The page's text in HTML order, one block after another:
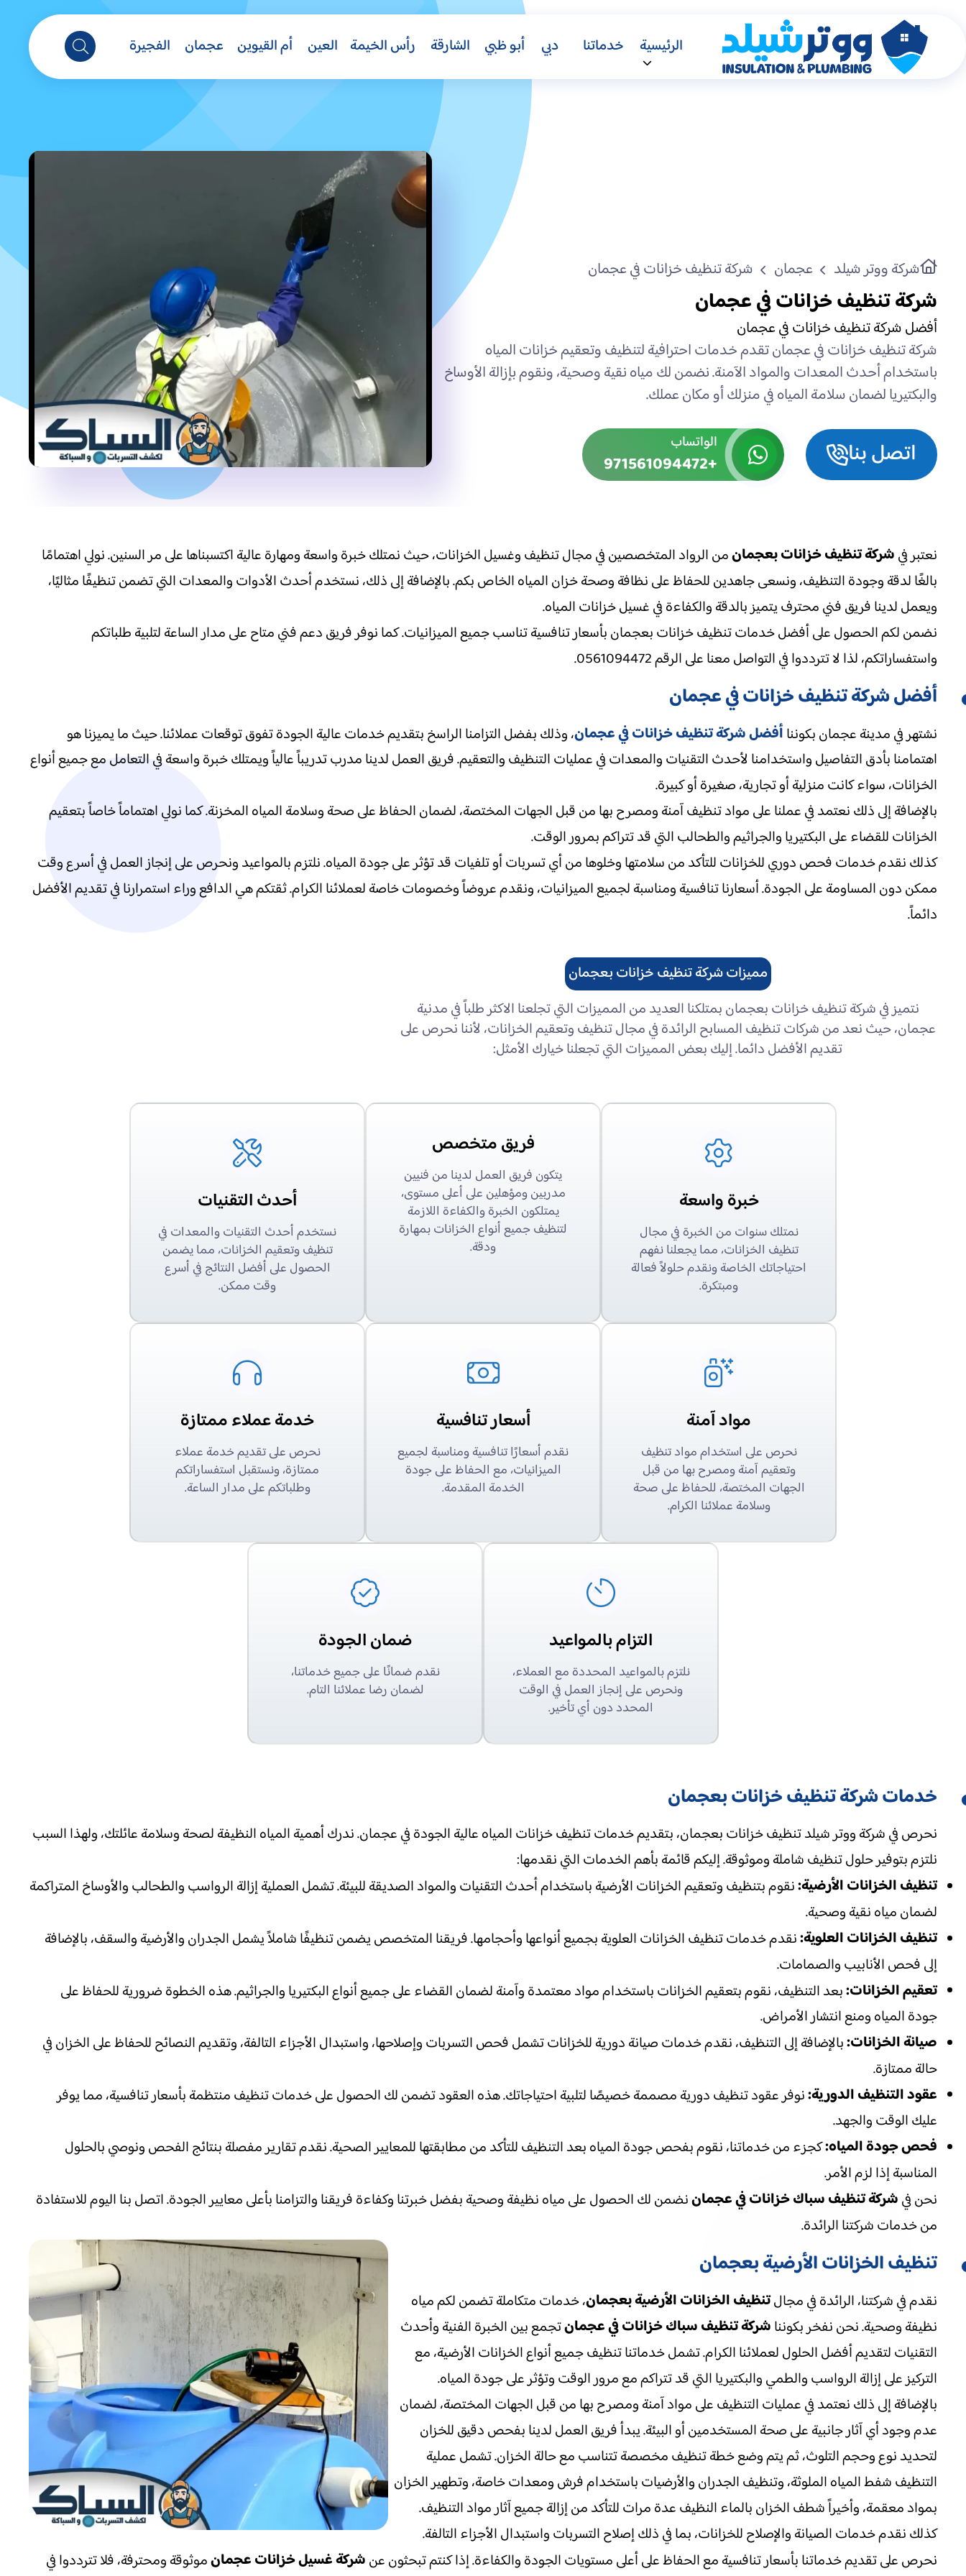
الرئيسية خدماتنا دبي أبو ظبي الشارقة رأس الخيمة العين أم القيوين عجمان الفجيرة
شركة ووتر شيلد عجمان شركة تنظيف خزانات في عجمان
شركة تنظيف خزانات في عجمان
أفضل شركة تنظيف خزانات في عجمان
شركة تنظيف خزانات في عجمان تقدم خدمات احترافية لتنظيف وتعقيم خزانات المياه
باستخدام أحدث المعدات والمواد الآمنة. نضمن لك مياه نقية وصحية، ونقوم بإزالة الأوساخ
والبكتيريا لضمان سلامة المياه في منزلك أو مكان عملك.
اتصل بنا الواتساب
+971561094472
نعتبر فيشركة تنظيف خزانات بعجمانمن الرواد المتخصصين في مجال تنظيف وغسيل الخزانات، حيث نمتلك خبرة واسعة ومهارة عالية اكتسبناها على مر السنين. نولي اهتمامًا
بالغًا لدقة وجودة التنظيف، ونسعى جاهدين للحفاظ على نظافة وصحة خزان المياه الخاص بكم. بالإضافة إلى ذلك، نستخدم أحدث الأدوات والمعدات التي تضمن تنظيفًا مثاليًا،
ويعمل لدينا فريق فني محترف يتميز بالدقة والكفاءة في غسيل خزانات المياه.
نضمن لكم الحصول على أفضل خدمات تنظيف خزانات بعجمان بأسعار تنافسية تناسب جميع الميزانيات. كما نوفر فريق دعم فني متاح على مدار الساعة لتلبية طلباتكم
واستفساراتكم، لذا لا تترددوا في التواصل معنا على الرقم 0561094472.
أفضل شركة تنظيف خزانات في عجمان
نشتهر في مدينة عجمان بكونناأفضل شركة تنظيف خزانات في عجمان، وذلك بفضل التزامنا الراسخ بتقديم خدمات عالية الجودة تفوق توقعات عملائنا. حيث ما يميزنا هو
اهتمامنا بأدق التفاصيل واستخدامنا لأحدث التقنيات والمعدات في عمليات التنظيف والتعقيم. فريق العمل لدينا مدرب تدريباً عالياً ويمتلك خبرة واسعة في التعامل مع جميع أنواع
الخزانات، سواء كانت منزلية أو تجارية، صغيرة أو كبيرة.
بالإضافة إلى ذلك نعتمد في عملنا على مواد تنظيف آمنة ومصرح بها من قبل الجهات المختصة، لضمان الحفاظ على صحة وسلامة المياه المخزنة. كما نولي اهتماماً خاصاً بتعقيم
الخزانات للقضاء على البكتيريا والجراثيم والطحالب التي قد تتراكم بمرور الوقت.
كذلك نقدم خدمات فحص دوري للخزانات للتأكد من سلامتها وخلوها من أي تسربات أو تلفيات قد تؤثر على جودة المياه. نلتزم بالمواعيد ونحرص على إنجاز العمل في أسرع وقت
ممكن دون المساومة على الجودة. أسعارنا تنافسية ومناسبة لجميع الميزانيات، ونقدم عروضاً وخصومات خاصة لعملائنا الكرام. ثقتكم هي الدافع وراء استمرارنا في تقديم الأفضل
دائماً.
مميزات شركة تنظيف خزانات بعجمان
نتميز في شركة تنظيف خزانات بعجمان بمتلكنا العديد من المميزات التي تجلعنا الاكثر طلباً في مدنية
عجمان، حيث نعد من شركات تنظيف المسابح الرائدة في مجال تنظيف وتعقيم الخزانات، لأننا نحرص على
تقديم الأفضل دائما. إليك بعض المميزات التي تجعلنا خيارك الأمثل:
خبرة واسعة
نمتلك سنوات من الخبرة في مجال
تنظيف الخزانات، مما يجعلنا نفهم
احتياجاتك الخاصة ونقدم حلولاً فعالة
ومبتكرة.
فريق متخصص
يتكون فريق العمل لدينا من فنيين
مدربين ومؤهلين على أعلى مستوى،
يمتلكون الخبرة والكفاءة اللازمة
لتنظيف جميع أنواع الخزانات بمهارة
ودقة.
أحدث التقنيات
نستخدم أحدث التقنيات والمعدات في
تنظيف وتعقيم الخزانات، مما يضمن
الحصول على أفضل النتائج في أسرع
وقت ممكن.
مواد آمنة
نحرص على استخدام مواد تنظيف
وتعقيم آمنة ومصرح بها من قبل
الجهات المختصة، للحفاظ على صحة
وسلامة عملائنا الكرام.
أسعار تنافسية
نقدم أسعارًا تنافسية ومناسبة لجميع
الميزانيات، مع الحفاظ على جودة
الخدمة المقدمة.
خدمة عملاء ممتازة
نحرص على تقديم خدمة عملاء
ممتازة، ونستقبل استفساراتكم
وطلباتكم على مدار الساعة.
التزام بالمواعيد
نلتزم بالمواعيد المحددة مع العملاء،
ونحرص على إنجاز العمل في الوقت
المحدد دون أي تأخير.
ضمان الجودة
نقدم ضمانًا على جميع خدماتنا،
لضمان رضا عملائنا التام.
خدمات شركة تنظيف خزانات بعجمان
نحرص في شركة ووتر شيلد تنظيف خزانات بعجمان، بتقديم خدمات تنظيف خزانات المياه عالية الجودة في عجمان. ندرك أهمية المياه النظيفة لصحة وسلامة عائلتك، ولهذا السبب
نلتزم بتوفير حلول تنظيف شاملة وموثوقة. إليكم قائمة بأهم الخدمات التي نقدمها:
تنظيف الخزانات الأرضية:نقوم بتنظيف وتعقيم الخزانات الأرضية باستخدام أحدث التقنيات والمواد الصديقة للبيئة. تشمل العملية إزالة الرواسب والطحالب والأوساخ المتراكمة
لضمان مياه نقية وصحية.
تنظيف الخزانات العلوية:نقدم خدمات تنظيف الخزانات العلوية بجميع أنواعها وأحجامها. فريقنا المتخصص يضمن تنظيفًا شاملاً يشمل الجدران والأرضية والسقف، بالإضافة
إلى فحص الأنابيب والصمامات.
تعقيم الخزانات:بعد التنظيف، نقوم بتعقيم الخزانات باستخدام مواد معتمدة وآمنة لضمان القضاء على جميع أنواع البكتيريا والجراثيم. هذه الخطوة ضرورية للحفاظ على
جودة المياه ومنع انتشار الأمراض.
صيانة الخزانات:بالإضافة إلى التنظيف، نقدم خدمات صيانة دورية للخزانات تشمل فحص التسربات وإصلاحها، واستبدال الأجزاء التالفة، وتقديم النصائح للحفاظ على الخزان في
حالة ممتازة.
عقود التنظيف الدورية:نوفر عقود تنظيف دورية مصممة خصيصًا لتلبية احتياجاتك. هذه العقود تضمن لك الحصول على خدمات تنظيف منتظمة بأسعار تنافسية، مما يوفر
عليك الوقت والجهد.
فحص جودة المياه:كجزء من خدماتنا، نقوم بفحص جودة المياه بعد التنظيف للتأكد من مطابقتها للمعايير الصحية. نقدم تقارير مفصلة بنتائج الفحص ونوصي بالحلول
المناسبة إذا لزم الأمر.
نحن فيشركة تنظيف سباك خزانات في عجماننضمن لك الحصول على مياه نظيفة وصحية بفضل خبرتنا وكفاءة فريقنا والتزامنا بأعلى معايير الجودة. اتصل بنا اليوم للاستفادة
من خدمات شركتنا الرائدة.
تنظيف الخزانات الأرضية بعجمان
نقدم في شركتنا، الرائدة في مجالتنظيف الخزانات الأرضية بعجمان، خدمات متكاملة تضمن لكم مياه
نظيفة وصحية. نحن نفخر بكونناشركة تنظيف سباك خزانات في عجمانتجمع بين الخبرة الفنية وأحدث
التقنيات لتقديم أفضل الحلول لعملائنا الكرام. تشمل خدماتنا تنظيف جميع أنواع الخزانات الأرضية، مع
التركيز على إزالة الرواسب والطمي والبكتيريا التي قد تتراكم مع مرور الوقت وتؤثر على جودة المياه.
بالإضافة إلى ذلك نعتمد في عمليات التنظيف على مواد آمنة ومصرح بها من قبل الجهات المختصة، لضمان
عدم وجود أي آثار جانبية على صحة المستخدمين أو البيئة. يبدأ فريق العمل لدينا بفحص دقيق للخزان
لتحديد نوع وحجم التلوث، ثم يتم وضع خطة تنظيف مخصصة تتناسب مع حالة الخزان. تشمل عملية
التنظيف شفط المياه الملوثة، وتنظيف الجدران والأرضيات باستخدام فرش ومعدات خاصة، وتطهير الخزان
بمواد معقمة، وأخيراً شطف الخزان بالماء النظيف عدة مرات للتأكد من إزالة جميع آثار مواد التنظيف.
كذلك نقدم خدمات الصيانة والإصلاح للخزانات، بما في ذلك إصلاح التسربات واستبدال الأجزاء التالفة.
نحرص على تقديم خدماتنا بأسعار تنافسية مع الحفاظ على أعلى مستويات الجودة والكفاءة. إذا كنتم تبحثون عنشركة غسيل خزانات عجمانموثوقة ومحترفة، فلا تترددوا في